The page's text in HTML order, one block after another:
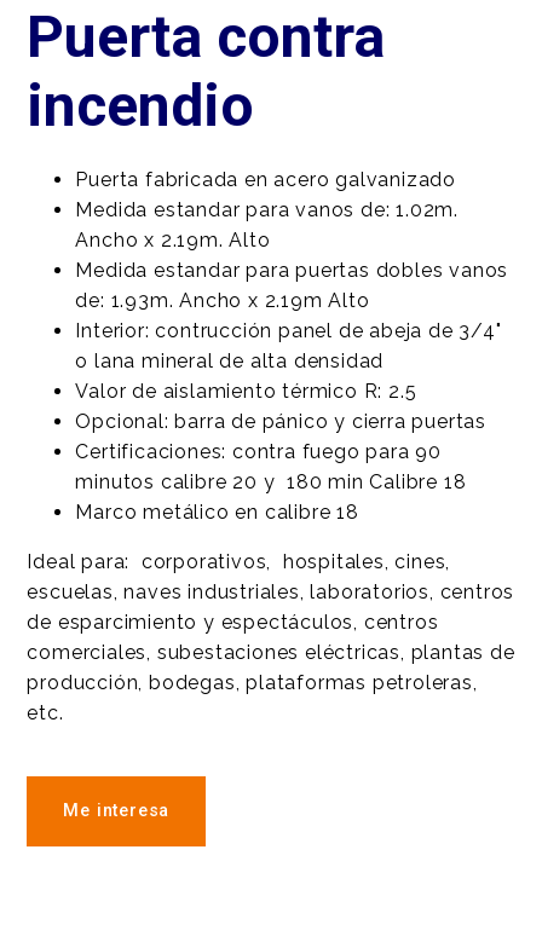
Puerta contra
incendio
Puerta fabricada en acero galvanizado
Medida estandar para vanos de: 1.02m.
Ancho x 2.19m. Alto
Medida estandar para puertas dobles vanos
de: 1.93m. Ancho x 2.19m Alto
Interior: contrucción panel de abeja de 3/4"
o lana mineral de alta densidad
Valor de aislamiento térmico R: 2.5
Opcional: barra de pánico y cierra puertas
Certificaciones: contra fuego para 90
minutos calibre 20 y 180 min Calibre 18
Marco metálico en calibre 18
Ideal para: corporativos, hospitales, cines,
escuelas, naves industriales, laboratorios, centros
de esparcimiento y espectáculos, centros
comerciales, subestaciones eléctricas, plantas de
producción, bodegas, plataformas petroleras,
etc.
Me interesa